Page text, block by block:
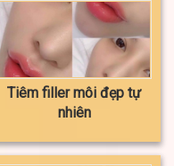
Tiêm filler môi đẹp tự
nhiên